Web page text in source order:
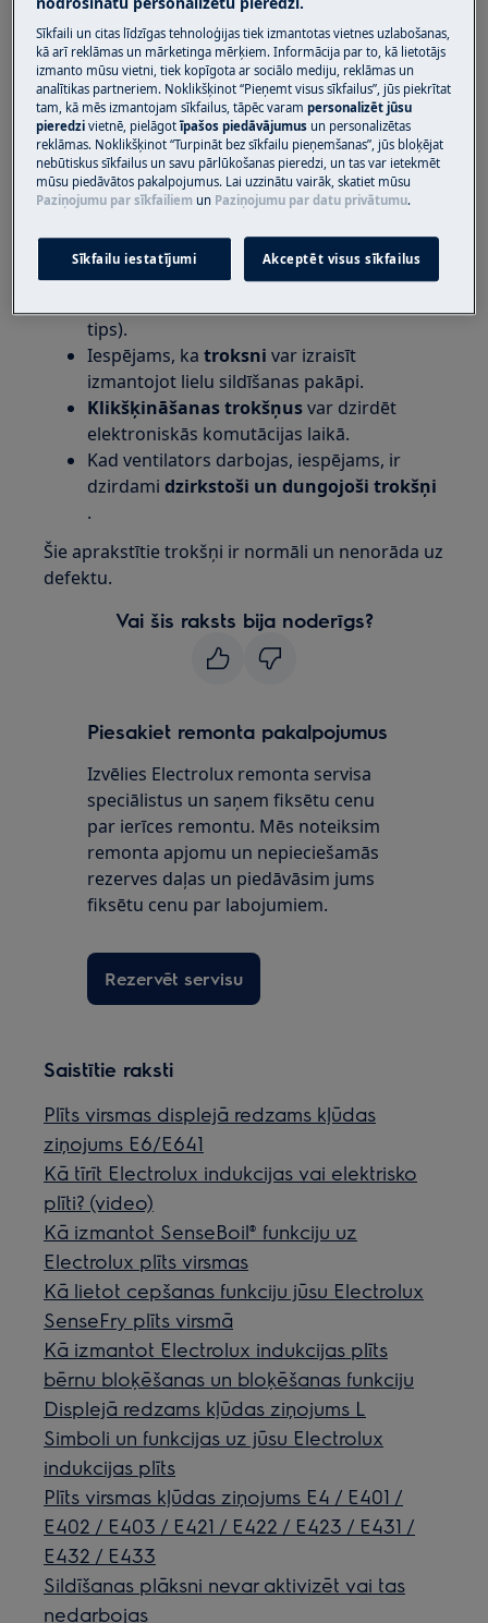
Iespējamie indukcijas virsmas darbības
trokšņi:
Krekinga skaņas,iespējams, var izraisīt
ēdiena gatavošanas piederumi, kas
izgatavoti no dažādiem materiāliem
(konstrukcijas tips).
Svilpšanas trokšņus,iespējams, var
gatavošanas zonas ar lielu sildīšanas
pakāpi un virtuves traukus, kas izgatavoti
tips).
Iespējams, katroksni var izraisīt
izmantojot lielu sildīšanas pakāpi.
Klikšķināšanas trokšņusvar dzirdēt
elektroniskās komutācijas laikā.
Kad ventilators darbojas, iespējams, ir
dzirdamidzirkstoši un dungojoši trokšņi
.
Šie aprakstītie trokšņi ir normāli un nenorāda uz
defektu.
Vai šis raksts bija noderīgs?
Piesakiet remonta pakalpojumus
Izvēlies Electrolux remonta servisa
speciālistus un saņem fiksētu cenu
par ierīces remontu. Mēs noteiksim
remonta apjomu un nepieciešamās
rezerves daļas un piedāvāsim jums
fiksētu cenu par labojumiem.
Rezervēt servisu
Saistītie raksti
Plīts virsmas displejā redzams kļūdas
ziņojums E6/E641
Kā tīrīt Electrolux indukcijas vai elektrisko
plīti? (video)
Kā izmantot SenseBoil® funkciju uz
Electrolux plīts virsmas
Kā lietot cepšanas funkciju jūsu Electrolux
SenseFry plīts virsmā
Kā izmantot Electrolux indukcijas plīts
bērnu bloķēšanas un bloķēšanas funkciju
Displejā redzams kļūdas ziņojums L
Simboli un funkcijas uz jūsu Electrolux
indukcijas plīts
Plīts virsmas kļūdas ziņojums E4 / E401 /
E402 / E403 / E421 / E422 / E423 / E431 /
E432 / E433
Sildīšanas plāksni nevar aktivizēt vai tas
nedarbojas
Sīkfaili un citas līdzīgas tehnoloģijas tiek izmantotas vietnes uzlabošanas,
kā arī reklāmas un mārketinga mērķiem. Informācija par to, kā lietotājs
izmanto mūsu vietni, tiek kopīgota ar sociālo mediju, reklāmas un
analītikas partneriem. Noklikšķinot “Pieņemt visus sīkfailus”, jūs piekrītat
tam, kā mēs izmantojam sīkfailus, tāpēc varampersonalizēt jūsu
pieredzivietnē, pielāgotīpašos piedāvājumus un personalizētas
reklāmas. Noklikšķinot “Turpināt bez sīkfailu pieņemšanas”, jūs bloķējat
nebūtiskus sīkfailus un savu pārlūkošanas pieredzi, un tas var ietekmēt
mūsu piedāvātos pakalpojumus. Lai uzzinātu vairāk, skatiet mūsu
Paziņojumu par sīkfailiem un Paziņojumu par datu privātumu.
Sīkfailu iestatījumi Akceptēt visus sīkfailus